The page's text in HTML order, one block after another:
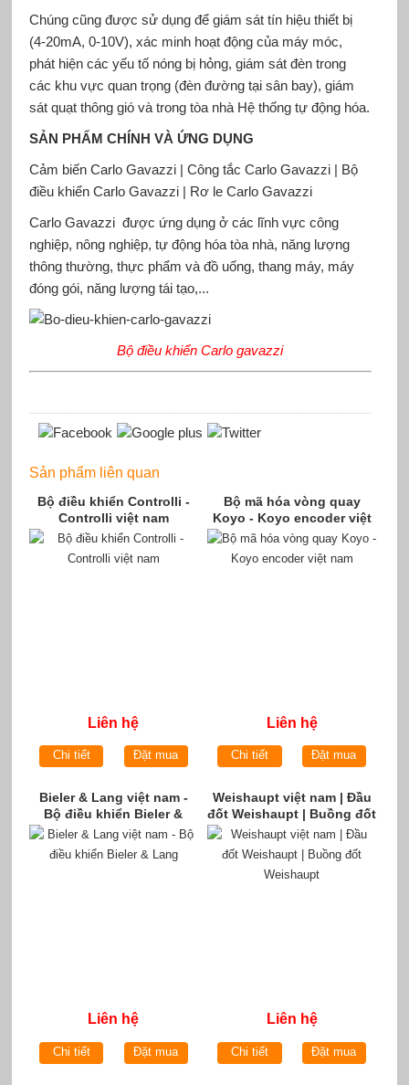
Chúng cũng được sử dụng để giám sát tín hiệu thiết bị
(4-20mA, 0-10V), xác minh hoạt động của máy móc,
phát hiện các yếu tố nóng bị hỏng, giám sát đèn trong
các khu vực quan trọng (đèn đường tại sân bay), giám
sát quạt thông gió và trong tòa nhà Hệ thống tự động hóa.
SẢN PHẨM CHÍNH VÀ ỨNG DỤNG
Cảm biến Carlo Gavazzi | Công tắc Carlo Gavazzi | Bộ
điều khiển Carlo Gavazzi | Rơ le Carlo Gavazzi
Carlo Gavazzi được ứng dụng ở các lĩnh vực công
nghiệp, nông nghiệp, tự động hóa tòa nhà, năng lượng
thông thường, thực phẩm và đồ uống, thang máy, máy
đóng gói, năng lượng tái tạo,...
Bộ điều khiển Carlo gavazzi
Sản phẩm liên quan
Bộ điều khiển Controlli -
Controlli việt nam
Liên hệ
Chi tiết Đặt mua
Bộ mã hóa vòng quay
Koyo - Koyo encoder việt
nam
Liên hệ
Chi tiết Đặt mua
Bieler & Lang việt nam -
Bộ điều khiển Bieler &
Lang
Liên hệ
Chi tiết Đặt mua
Weishaupt việt nam | Đầu
đốt Weishaupt | Buồng đốt
Weishaupt
Liên hệ
Chi tiết Đặt mua